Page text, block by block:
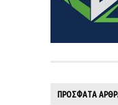
ΠΡΟΣΦΑΤΑ